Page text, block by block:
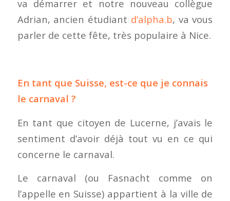
va démarrer et notre nouveau collègue
Adrian, ancien étudiant d’alpha.b, va vous
parler de cette fête, très populaire à Nice.
En tant que Suisse, est-ce que je connais
le carnaval ?
En tant que citoyen de Lucerne, j’avais le
sentiment d’avoir déjà tout vu en ce qui
concerne le carnaval.
Le carnaval (ou Fasnacht comme on
l’appelle en Suisse) appartient à la ville de